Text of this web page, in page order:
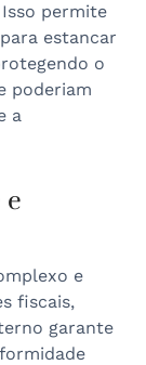
permite
estancar
o
poderiam
a
e
fiscais,
garante